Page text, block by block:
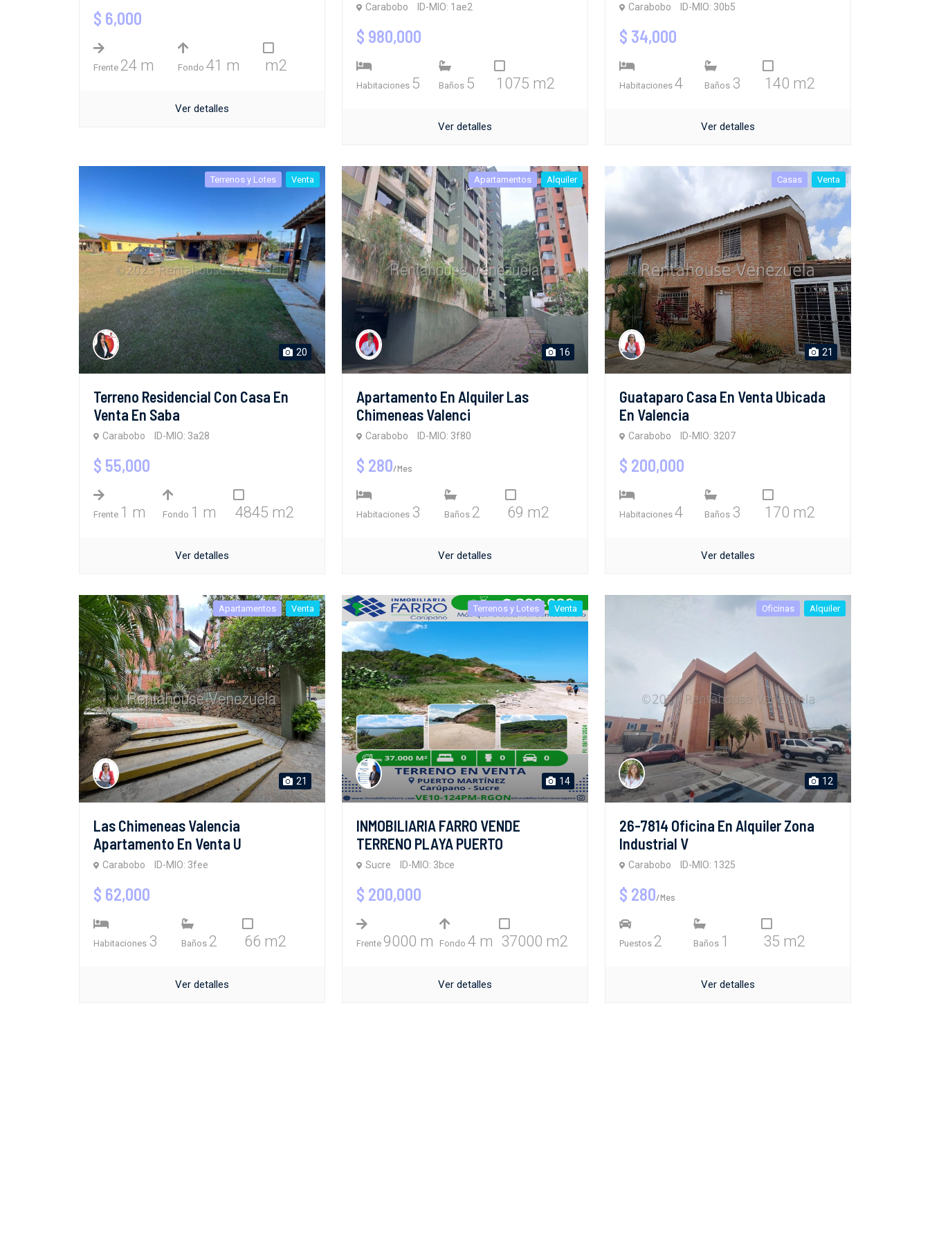
$ 6,000
Frente 24 m Fondo 41 m m2
Ver detalles
Carabobo ID-MIO: 1ae2
$ 980,000
Habitaciones 5 Baños 5 1075 m2
Ver detalles
Carabobo ID-MIO: 30b5
$ 34,000
Habitaciones 4 Baños 3 140 m2
Ver detalles
Terrenos y Lotes Venta
20
Terreno Residencial Con Casa En
Venta En Saba
Carabobo ID-MIO: 3a28
$ 55,000
Frente 1 m Fondo 1 m 4845 m2
Ver detalles
Apartamentos Alquiler
16
Apartamento En Alquiler Las
Chimeneas Valenci
Carabobo ID-MIO: 3f80
$ 280/Mes
Habitaciones 3 Baños 2 69 m2
Ver detalles
Casas Venta
21
Guataparo Casa En Venta Ubicada
En Valencia
Carabobo ID-MIO: 3207
$ 200,000
Habitaciones 4 Baños 3 170 m2
Ver detalles
Apartamentos Venta
21
Las Chimeneas Valencia
Apartamento En Venta U
Carabobo ID-MIO: 3fee
$ 62,000
Habitaciones 3 Baños 2 66 m2
Ver detalles
Terrenos y Lotes Venta
14
INMOBILIARIA FARRO VENDE
TERRENO PLAYA PUERTO
Sucre ID-MIO: 3bce
$ 200,000
Frente 9000 m Fondo 4 m 37000 m2
Ver detalles
Oficinas Alquiler
12
26-7814 Oficina En Alquiler Zona
Industrial V
Carabobo ID-MIO: 1325
$ 280/Mes
Puestos 2 Baños 1 35 m2
Ver detalles